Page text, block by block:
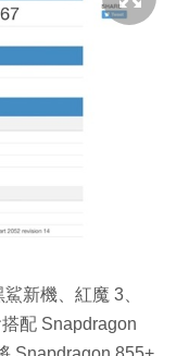
新機、紅魔 3、
配 Snapdragon